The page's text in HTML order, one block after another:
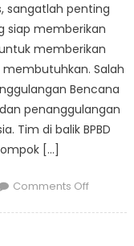
Benda
di
Timur
sangatlah penting
siap memberikan
memberikan
Salah
Bencana
penanggulangan
Tim di balik BPBD
[…]
Comments Offon